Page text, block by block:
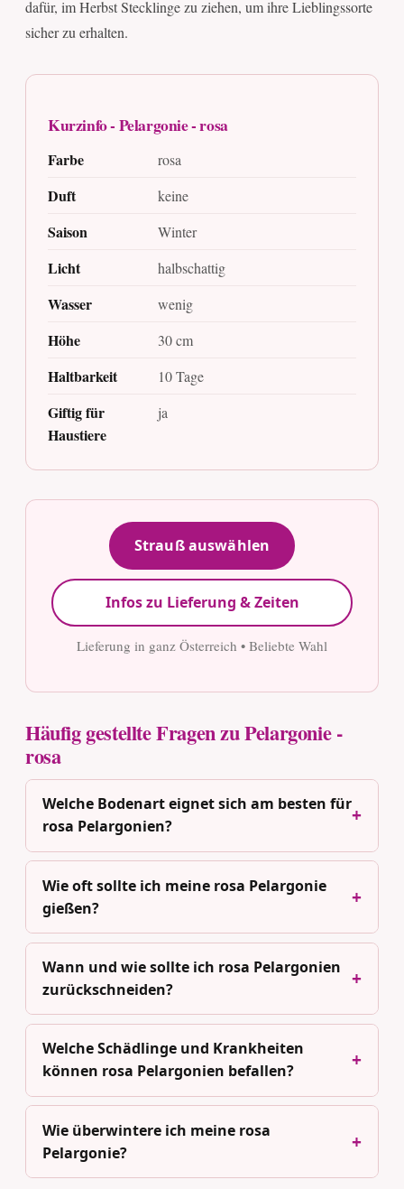
dafür, im Herbst Stecklinge zu ziehen, um ihre Lieblingssorte
sicher zu erhalten.
Kurzinfo - Pelargonie - rosa
Farbe rosa
Duft keine
Saison Winter
Licht halbschattig
Wasser wenig
Höhe 30 cm
Haltbarkeit 10 Tage
Giftig für
Haustiere
ja
Strauß auswählen
Infos zu Lieferung & Zeiten
Lieferung in ganz Österreich • Beliebte Wahl
Häufig gestellte Fragen zu Pelargonie -
rosa
Welche Bodenart eignet sich am besten für
rosa Pelargonien?
Wie oft sollte ich meine rosa Pelargonie
gießen?
Wann und wie sollte ich rosa Pelargonien
zurückschneiden?
Welche Schädlinge und Krankheiten
können rosa Pelargonien befallen?
Wie überwintere ich meine rosa
Pelargonie?